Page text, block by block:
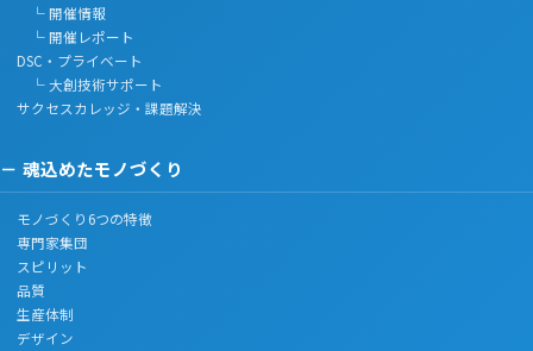
└ 開催情報
└ 開催レポート
DSC・プライベート
└ 大創技術サポート
サクセスカレッジ・課題解決
魂込めたモノづくり
モノづくり6つの特徴
専門家集団
スピリット
品質
生産体制
デザイン